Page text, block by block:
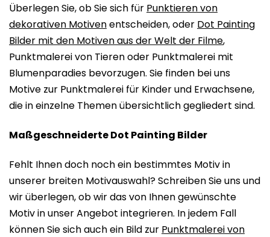
Überlegen Sie, ob Sie sich für Punktieren von
dekorativen Motivenentscheiden, oder Dot Painting
Bilder mit den Motiven aus der Welt der Filme,
Punktmalerei von Tieren oder Punktmalerei mit
Blumenparadies bevorzugen. Sie finden bei uns
Motive zur Punktmalerei für Kinder und Erwachsene,
die in einzelne Themen übersichtlich gegliedert sind.
Maßgeschneiderte Dot Painting Bilder
Fehlt Ihnen doch noch ein bestimmtes Motiv in
unserer breiten Motivauswahl? Schreiben Sie uns und
wir überlegen, ob wir das von Ihnen gewünschte
Motiv in unser Angebot integrieren. In jedem Fall
können Sie sich auch ein Bild zur Punktmalerei von